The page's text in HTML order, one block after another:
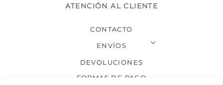
ATENCIÓN AL CLIENTE
CONTACTO
ENVÍOS
DEVOLUCIONES
FORMAS DE PAGO